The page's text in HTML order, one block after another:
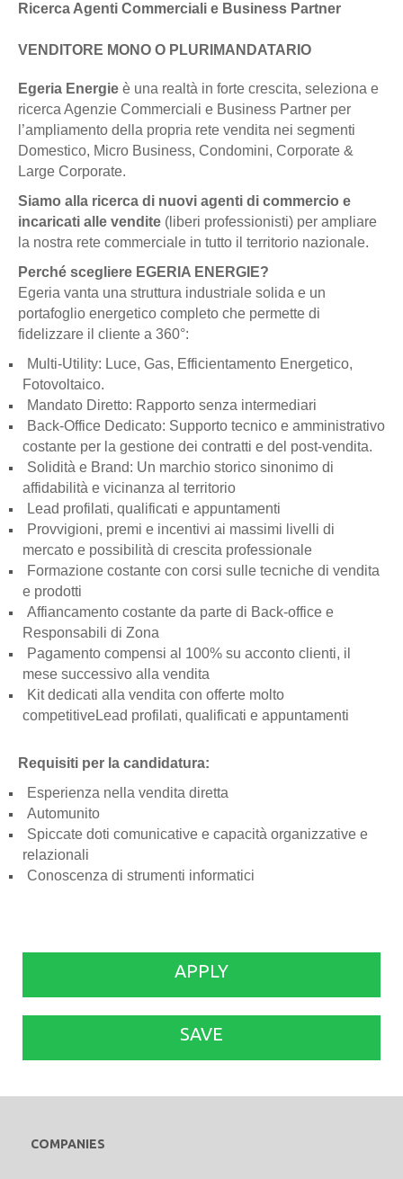
Ricerca Agenti Commerciali e Business Partner
VENDITORE MONO O PLURIMANDATARIO
Egeria Energie è una realtà in forte crescita, seleziona e
ricerca Agenzie Commerciali e Business Partner per
l’ampliamento della propria rete vendita nei segmenti
Domestico, Micro Business, Condomini, Corporate &
Large Corporate.
Siamo alla ricerca di nuovi agenti di commercio e
incaricati alle vendite (liberi professionisti) per ampliare
la nostra rete commerciale in tutto il territorio nazionale.
Perché scegliere EGERIA ENERGIE?
Egeria vanta una struttura industriale solida e un
portafoglio energetico completo che permette di
fidelizzare il cliente a 360°:
Multi-Utility: Luce, Gas, Efficientamento Energetico,
Fotovoltaico.
Mandato Diretto: Rapporto senza intermediari
Back-Office Dedicato: Supporto tecnico e amministrativo
costante per la gestione dei contratti e del post-vendita.
Solidità e Brand: Un marchio storico sinonimo di
affidabilità e vicinanza al territorio
Lead profilati, qualificati e appuntamenti
Provvigioni, premi e incentivi ai massimi livelli di
mercato e possibilità di crescita professionale
Formazione costante con corsi sulle tecniche di vendita
e prodotti
Affiancamento costante da parte di Back-office e
Responsabili di Zona
Pagamento compensi al 100% su acconto clienti, il
mese successivo alla vendita
Kit dedicati alla vendita con offerte molto
competitiveLead profilati, qualificati e appuntamenti
Requisiti per la candidatura:
Esperienza nella vendita diretta
Automunito
Spiccate doti comunicative e capacità organizzative e
relazionali
Conoscenza di strumenti informatici
APPLY
SAVE
COMPANIES